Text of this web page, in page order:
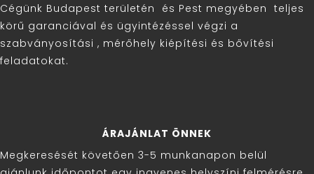
Cégünk Budapest területén és Pest megyében teljes
körű garanciával és ügyintézéssel végzi a
szabványosítási , mérőhely kiépítési és bővítési
feladatokat.
ÁRAJÁNLAT ÖNNEK
Megkeresését követően 3-5 munkanapon belül